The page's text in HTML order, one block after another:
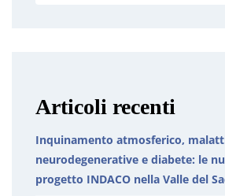
Articoli recenti
Inquinamento atmosferico,
neurodegenerative e diabete: le
progetto INDACO nella Valle del